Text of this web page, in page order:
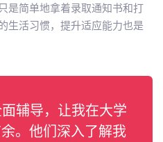
是简单地拿着录取通知书和打
生活习惯，提升适应能力也是
辅导，让我在大学
。他们深入了解我